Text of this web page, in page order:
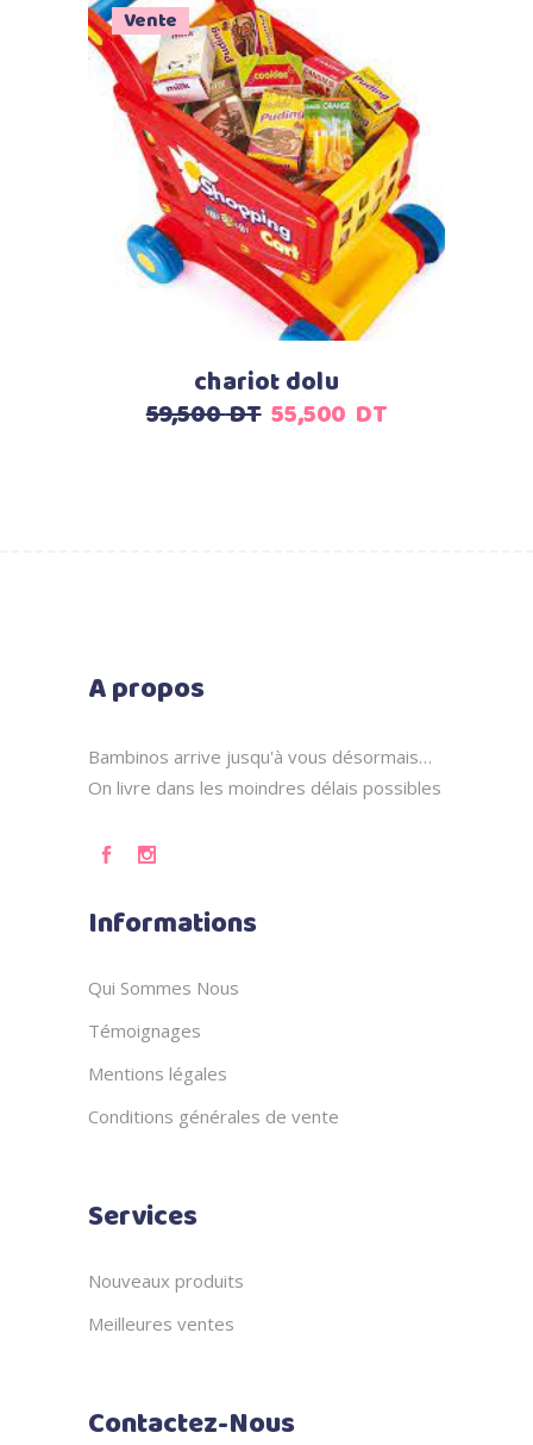
Vente
Ajouter au panier
chariot dolu
59,500DT Le
55,500 DTLe
A propos
Bambinos arrive jusqu'à vous désormais…
On livre dans les moindres délais possibles
Informations
Qui Sommes Nous
Témoignages
Mentions légales
Conditions générales de vente
Services
Nouveaux produits
Meilleures ventes
Contactez-Nous